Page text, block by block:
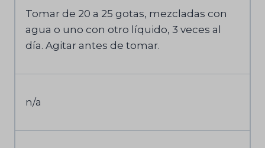
Tomar de 20 a 25 gotas, mezcladas con
agua o uno con otro líquido, 3 veces al
día. Agitar antes de tomar.
n/a